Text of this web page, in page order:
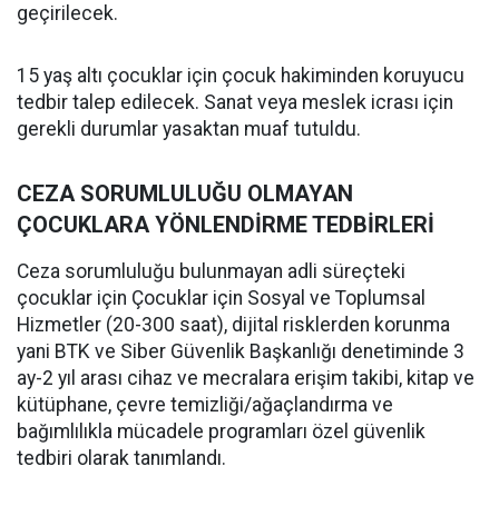
geçirilecek.
15 yaş altı çocuklar için çocuk hakiminden koruyucu
tedbir talep edilecek. Sanat veya meslek icrası için
gerekli durumlar yasaktan muaf tutuldu.
CEZA SORUMLULUĞU OLMAYAN
ÇOCUKLARA YÖNLENDİRME TEDBİRLERİ
Ceza sorumluluğu bulunmayan adli süreçteki
çocuklar için Çocuklar için Sosyal ve Toplumsal
Hizmetler (20-300 saat), dijital risklerden korunma
yani BTK ve Siber Güvenlik Başkanlığı denetiminde 3
ay-2 yıl arası cihaz ve mecralara erişim takibi, kitap ve
kütüphane, çevre temizliği/ağaçlandırma ve
bağımlılıkla mücadele programları özel güvenlik
tedbiri olarak tanımlandı.